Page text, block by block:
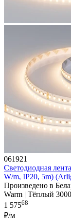
061921
Светодиодная
W/m, IP20, 5m)
Произведено в
Warm | Тёплый
1 57568
₽/м